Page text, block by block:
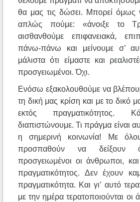
θα μας τις δώσει. Μπορεί όμως
απλώς πούμε: «άνοιξε το
αισθανθούμε επιφανειακά,
πάνω-πάνω και μείνουμε σ’
μάλιστα ότι είμαστε και
προσγειωμένοι. Όχι.
Ενόσω εξακολουθούμε να
τη δική μας κρίση και με το δικό
εκτός
διαπιστώνουμε. Τι πράγμα είναι
η σημερινή κοινωνία! Με
προσπαθούν να δείξουν
προσγειωμένοι οι άνθρωποι,
πραγματικότητος. Δεν έχουν
πραγματικότητα. Και γι’ αυτό
με την ημέρα τερατοποιούνται